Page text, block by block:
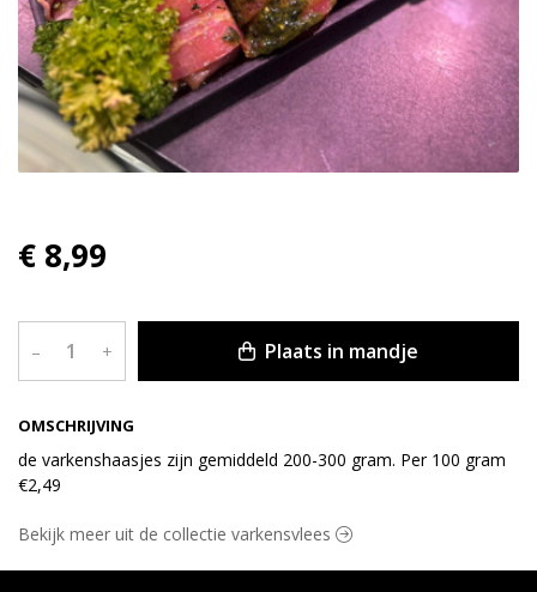
OMSCHRIJVING
de varkenshaasjes zijn gemiddeld 200-300 gram. Per 100 gram
€2,49
€ 8,99
– + Plaats in mandje
Bekijk meer uit de collectie varkensvlees